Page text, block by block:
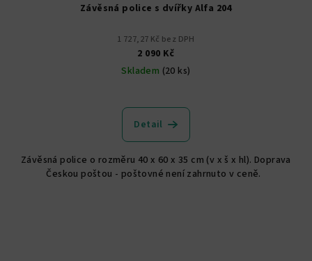
Závěsná police s dvířky Alfa 204
1 727,27 Kč bez DPH
2 090 Kč
Skladem (20 ks)
Detail
Závěsná police o rozměru 40 x 60 x 35 cm (v x š x hl). Doprava
Českou poštou - poštovné není zahrnuto v ceně.